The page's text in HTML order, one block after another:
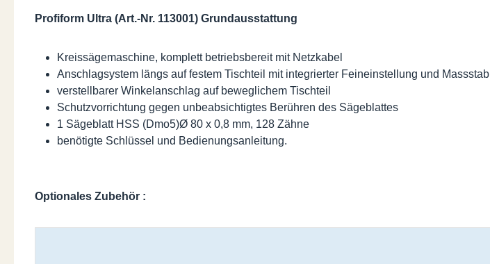
Profiform Ultra (Art.-Nr. 113001) Grundausstattung
Kreissägemaschine, komplett betriebsbereit mit Netzkabel
Anschlagsystem längs auf festem Tischteil mit integrierter Feineinstellung und Massstab
verstellbarer Winkelanschlag auf beweglichem Tischteil
Schutzvorrichtung gegen unbeabsichtigtes Berühren des Sägeblattes
1 Sägeblatt HSS (Dmo5)Ø 80 x 0,8 mm, 128 Zähne
benötigte Schlüssel und Bedienungsanleitung.
Optionales Zubehör :